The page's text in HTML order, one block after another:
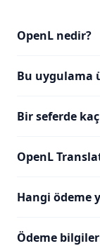
OpenL nedir?
Bu uygulama
Bir seferde
OpenL
Hangi ödeme
Ödeme